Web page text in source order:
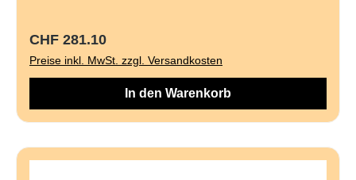
Regulärer Preis:
CHF 281.10
Preise inkl. MwSt. zzgl. Versandkosten
In den Warenkorb